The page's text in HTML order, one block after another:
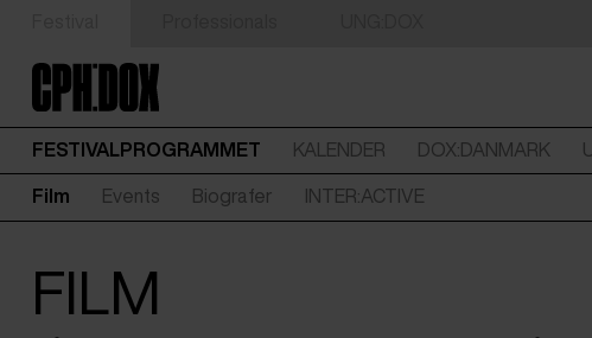
FESTIVALPROGRAMMET KALENDER DOX:DANMARK
Film Events Biografer INTER:ACTIVE
FILM